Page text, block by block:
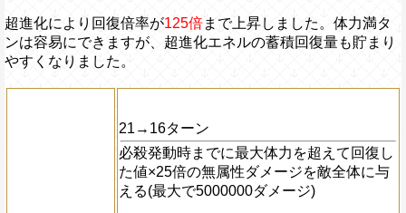
超進化により回復倍率が125倍まで上昇しました。体力満タ
ンは容易にできますが、超進化エネルの蓄積回復量も貯まり
やすくなりました。
21→16ターン
必殺発動時までに最大体力を超えて回復し
た値×25倍の無属性ダメージを敵全体に与
える(最大で5000000ダメージ)